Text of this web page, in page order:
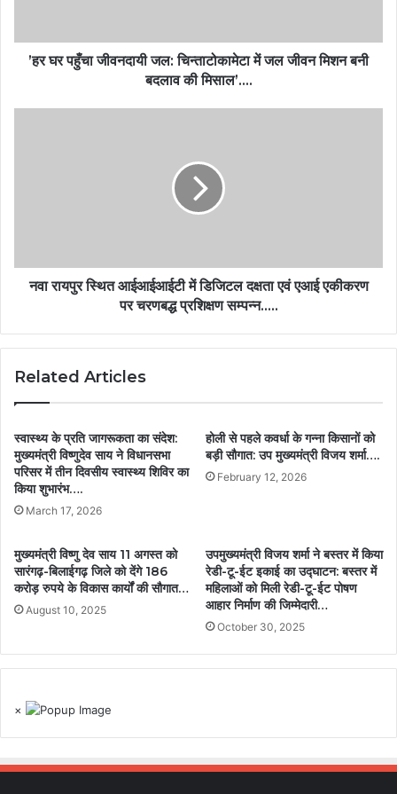
’हर घर पहुँचा जीवनदायी जल: चिन्ताटोकामेटा में जल जीवन मिशन बनी
बदलाव की मिसाल’….
नवा रायपुर स्थित आईआईआईटी में डिजिटल दक्षता एवं एआई एकीकरण
पर चरणबद्ध प्रशिक्षण सम्पन्न…..
Related Articles
स्वास्थ्य के प्रति जागरूकता का संदेश:
मुख्यमंत्री विष्णुदेव साय ने विधानसभा
परिसर में तीन दिवसीय स्वास्थ्य शिविर का
किया शुभारंभ….
March 17, 2026
होली से पहले कवर्धा के गन्ना किसानों को
बड़ी सौगात: उप मुख्यमंत्री विजय शर्मा….
February 12, 2026
मुख्यमंत्री विष्णु देव साय 11 अगस्त को
सारंगढ़-बिलाईगढ़ जिले को देंगे 186
करोड़ रुपये के विकास कार्यों की सौगात…
August 10, 2025
उपमुख्यमंत्री विजय शर्मा ने बस्तर में किया
रेडी-टू-ईट इकाई का उद्घाटन: बस्तर में
महिलाओं को मिली रेडी-टू-ईट पोषण
आहार निर्माण की जिम्मेदारी…
October 30, 2025
×